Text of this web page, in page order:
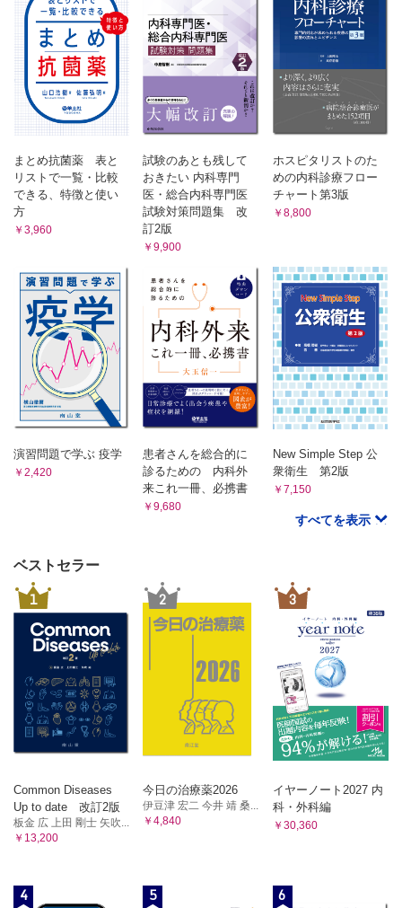
まとめ抗菌薬 表と
リストで一覧・比較
できる、特徴と使い
方
￥3,960
試験のあとも残して
おきたい 内科専門
医・総合内科専門医
試験対策問題集 改
訂2版
￥9,900
ホスピタリストのた
めの内科診療フロー
チャート第3版
￥8,800
演習問題で学ぶ 疫学
￥2,420
患者さんを総合的に
診るための 内科外
来これ一冊、必携書
￥9,680
New Simple Step 公
衆衛生 第2版
￥7,150
すべてを表示
ベストセラー
1
Common Diseases
Up to date 改訂2版
板金 広 上田 剛士 矢吹...
￥13,200
2
今日の治療薬2026
伊豆津 宏二 今井 靖 桑...
￥4,840
3
イヤーノート2027 内
科・外科編
￥30,360
4 5 6